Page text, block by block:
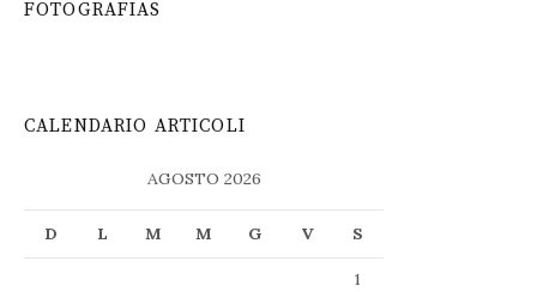
FOTOGRAFIAS
CALENDARIO ARTICOLI
AGOSTO 2026
D L M M G V S
1